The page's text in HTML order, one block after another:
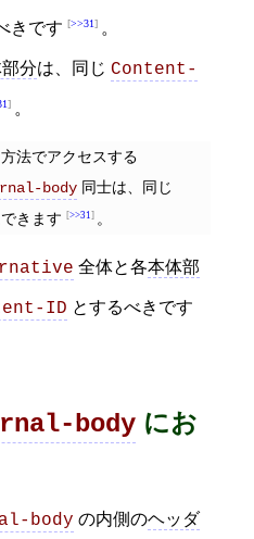
きです >>31 。
分は、同じ Content-
。
法でアクセスする
body同士は、同じ
きます >>31 。
全体と各本体部
ID とするべきです
bodyにお
body の内側のヘッダ